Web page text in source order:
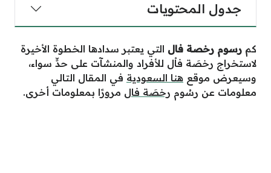
جدول المحتويات
كم رسوم رخصة فال التي يعتبر سدادها الخطوة الأخيرة
لاستخراج رخصَة فاْل للأفراد والمنشآت على حدٍّ سواء،
وسيعرض موقع هنا السعودية في المقال التالي
معلومات عن رسُوم رخصَة فال مرورًا بمعلومات أخرى.